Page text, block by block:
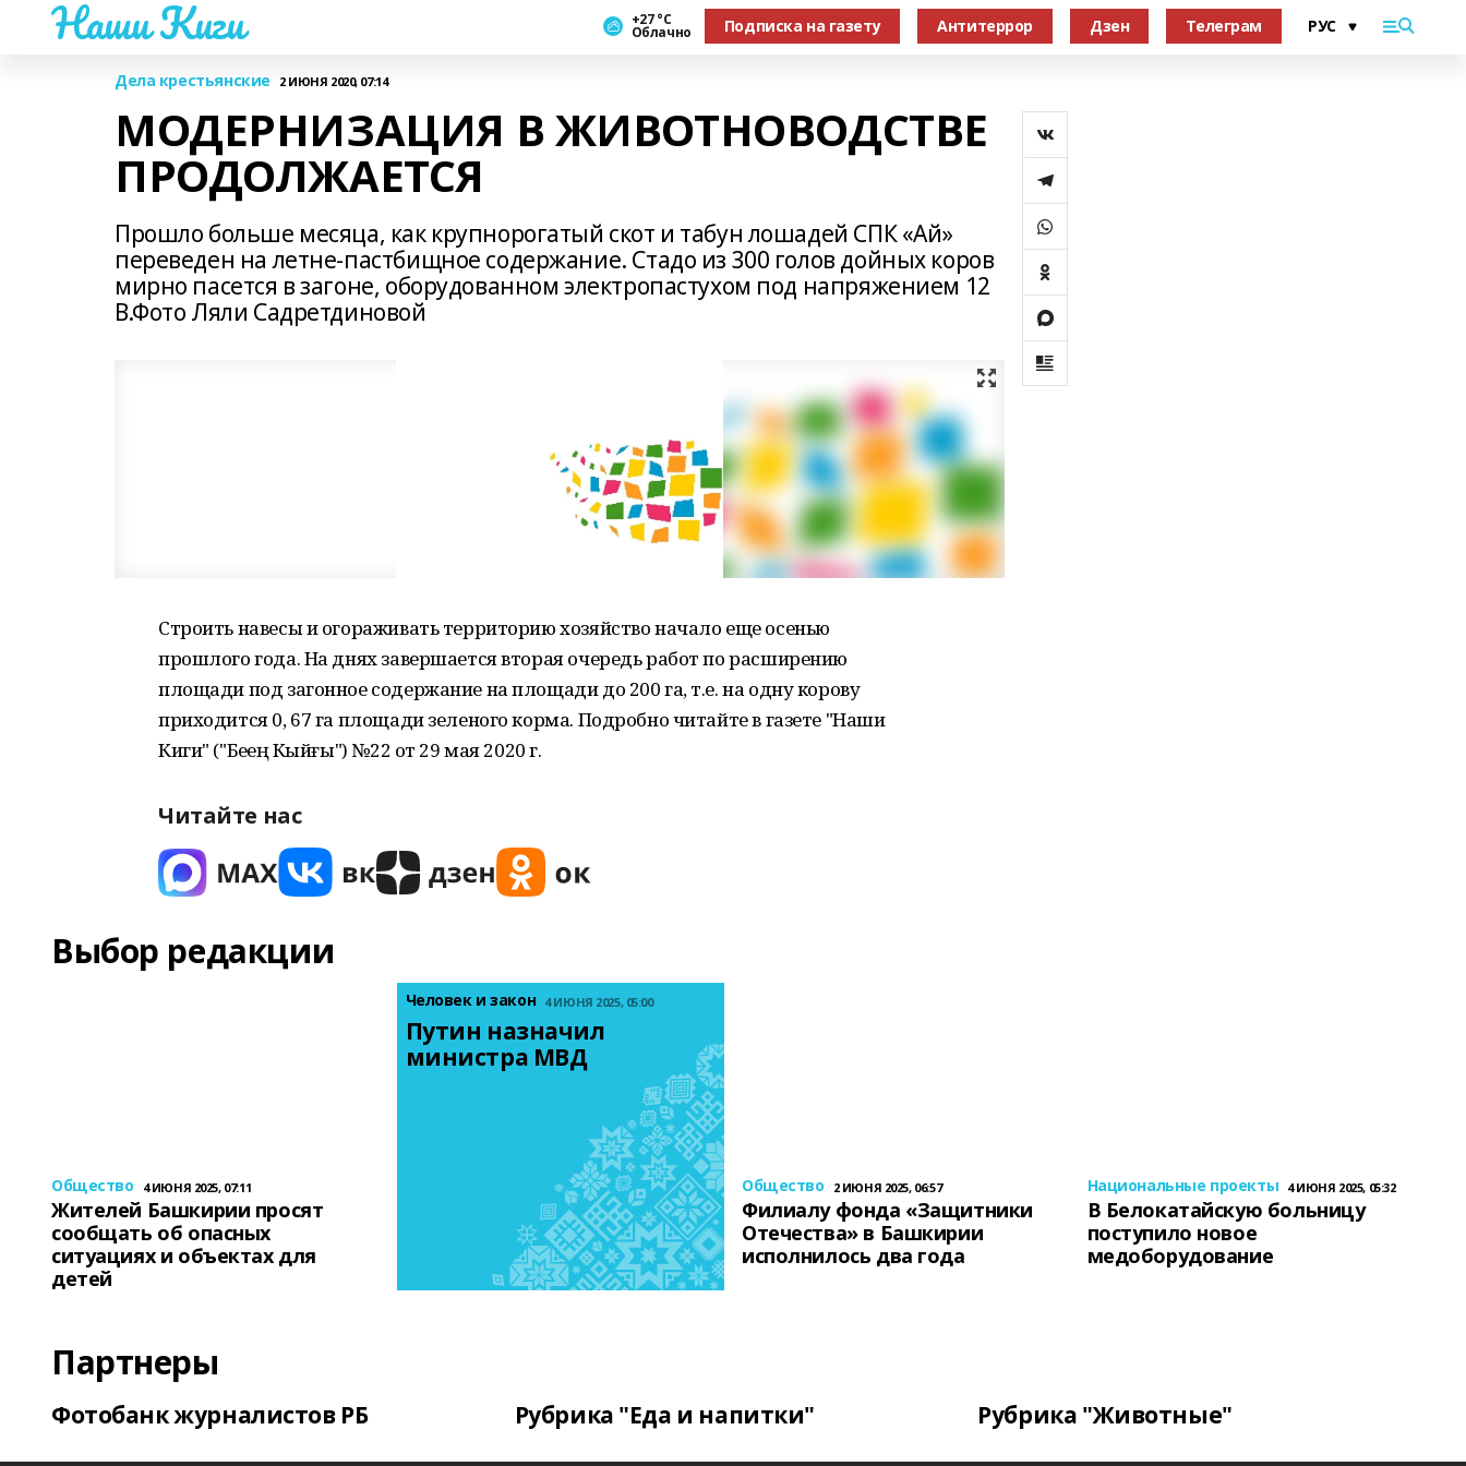
Наши Киги +27 °С
Облачно Подписка на газету Антитеррор Дзен Телеграм
Дела крестьянские 2 ИЮНЯ 2020, 07:14
МОДЕРНИЗАЦИЯ В ЖИВОТНОВОДСТВЕ
ПРОДОЛЖАЕТСЯ
Прошло больше месяца, как крупнорогатый скот и табун лошадей СПК «Ай»
переведен на летне-пастбищное содержание. Стадо из 300 голов дойных коров
мирно пасется в загоне, оборудованном электропастухом под напряжением 12
В.Фото Ляли Садретдиновой
Строить навесы и огораживать территорию хозяйство начало еще осенью
прошлого года. На днях завершается вторая очередь работ по расширению
площади под загонное содержание на площади до 200 га, т.е. на одну корову
приходится 0, 67 га площади зеленого корма. Подробно читайте в газете "Наши
Киги" ("Беҙҙең Кыйғы") №22 от 29 мая 2020 г.
Читайте нас
Выбор редакции
Общество 4 ИЮНЯ 2025, 07:11
Жителей Башкирии просят
сообщать об опасных
ситуациях и объектах для
детей
Человек и закон 4 ИЮНЯ 2025, 05:00
Путин назначил
министра МВД
Общество 2 ИЮНЯ 2025, 06:57
Филиалу фонда «Защитники
Отечества» в Башкирии
исполнилось два года
Национальные проекты 4 ИЮНЯ 2025, 05:32
В Белокатайскую больницу
поступило новое
медоборудование
Партнеры
Фотобанк журналистов РБ Рубрика "Еда и напитки" Рубрика "Животные"